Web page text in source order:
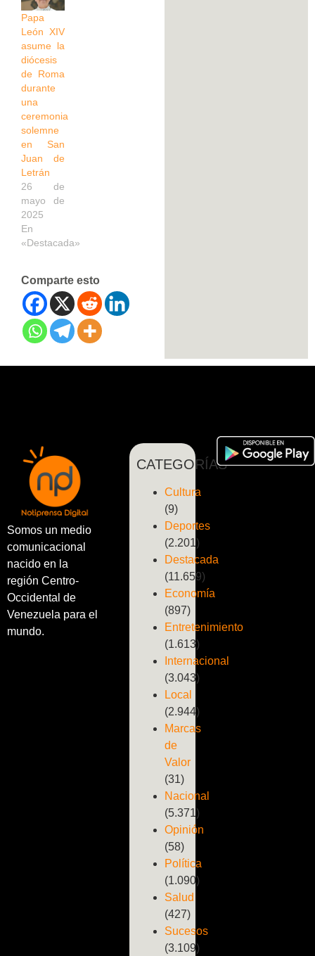
Papa
León XIV
asume la
diócesis
de Roma
durante
una
ceremonia
solemne
en San
Juan de
Letrán
26 de
mayo de
2025
En
«Destacada»
Comparte esto
Somos un medio
comunicacional
nacido en la
región Centro-
Occidental de
Venezuela para el
mundo.
CATEGORÍAS
Cultura
(9)
Deportes
(2.201)
Destacada
(11.659)
Economía
(897)
Entretenimiento
(1.613)
Internacional
(3.043)
Local
(2.944)
Marcas
de
Valor
(31)
Nacional
(5.371)
Opinión
(58)
Política
(1.090)
Salud
(427)
Sucesos
(3.109)